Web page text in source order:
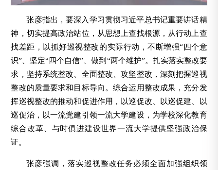
张彦指出，要深入学习贯彻习近平总书记重要讲话精
神，切实提高政治站位，从思想上查找根源，从行动上查
找差距，以抓好巡视整改的实际行动，不断增强“四个意
识”、坚定“四个自信”、做到“两个维护”。扎实落实整改要
求，坚持系统整改、全面整改、攻坚整改，深刻把握巡视
整改的质量要求和目标导向。综合运用整改成果，充分发
挥巡视整改的推动和促进作用，以巡促改、以巡促建、以
巡促治，以一流党建引领一流大学建设，为学校深化教育
综合改革、与时俱进建设世界一流大学提供坚强政治保
证。
张彦强调，落实巡视整改任务必须全面加强组织领